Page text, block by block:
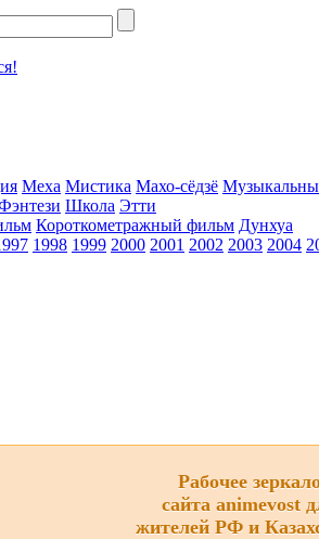
Меха Мистика Махо-сёдзё
Школа Этти
Короткометражный фильм Дунхуа
1998 1999 2000 2001 2002 2003 2004
Рабочее
сайта animevost
жителей РФ и